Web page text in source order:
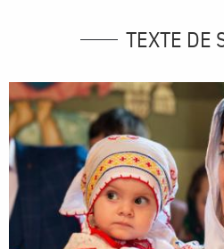
TEXTE DE